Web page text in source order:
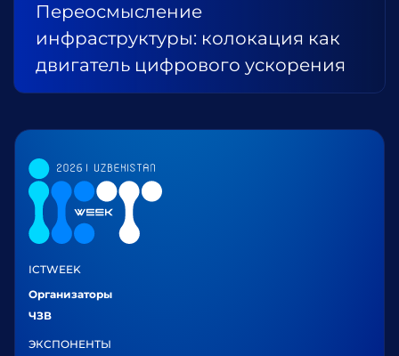
Переосмысление
инфраструктуры: колокация как
двигатель цифрового ускорения
ICTWEEK
Организаторы
ЧЗВ
ЭКСПОНЕНТЫ